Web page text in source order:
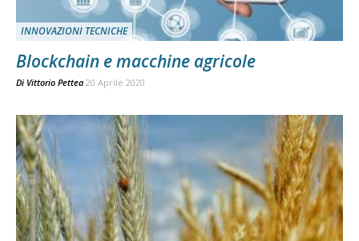
INNOVAZIONI TECNICHE
Blockchain e macchine agricole
Di Vittorio Pettea 20 Aprile 2020